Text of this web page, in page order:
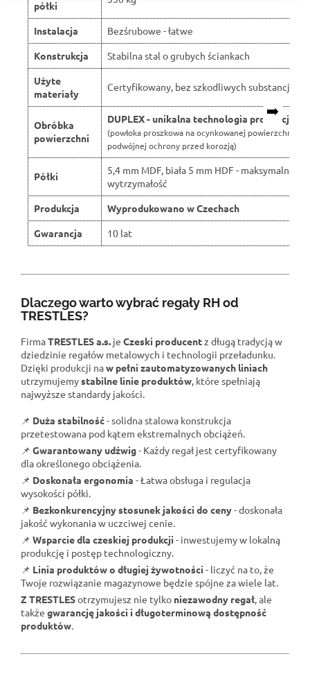
➡️
półki
Instalacja
Bezśrubowe - łatwe
Konstrukcja
Stabilna stal o grubych ściankach
Użyte
materiały
Certyfikowany, bez szkodliwych substancji
Obróbka
powierzchni
DUPLEX - unikalna technologia produkcji
(powłoka proszkowa na ocynkowanej powierzchni dla
podwójnej ochrony przed korozją)
Półki
5,4 mm MDF, biała 5 mm HDF - maksymalna
wytrzymałość
Produkcja
Wyprodukowano w Czechach
Gwarancja
10 lat
Dlaczego warto wybrać regały RH od
TRESTLES?
FirmaTRESTLES a.s. je Czeski producentz długą tradycją w
dziedzinie regałów metalowych i technologii przeładunku.
Dzięki produkcji naw pełni zautomatyzowanych liniach
utrzymujemystabilne linie produktów , które spełniają
najwyższe standardy jakości.
📌 Duża stabilność- solidna stalowa konstrukcja
przetestowana pod kątem ekstremalnych obciążeń.
📌 Gwarantowany udźwig- Każdy regał jest certyfikowany
dla określonego obciążenia.
📌 Doskonała ergonomia - Łatwa obsługa i regulacja
wysokości półki.
📌 Bezkonkurencyjny stosunek jakości do ceny- doskonała
jakość wykonania w uczciwej cenie.
📌 Wsparcie dla czeskiej produkcji - inwestujemy w lokalną
produkcję i postęp technologiczny.
📌 Linia produktów o długiej żywotności - liczyć na to, że
Twoje rozwiązanie magazynowe będzie spójne za wiele lat.
Z TRESTLESotrzymujesz nie tylko niezawodny regał , ale
także gwarancję jakości i długoterminową dostępność
produktów